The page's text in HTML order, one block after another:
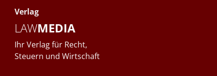
Verlag
LAWMEDIA
Ihr Verlag für Recht,
Steuern und Wirtschaft